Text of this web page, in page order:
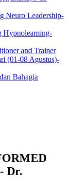
Neuro Leadership-
Hypnolearning-
and Trainer
(01-08 Agustus)-
Bahagia
Dr.